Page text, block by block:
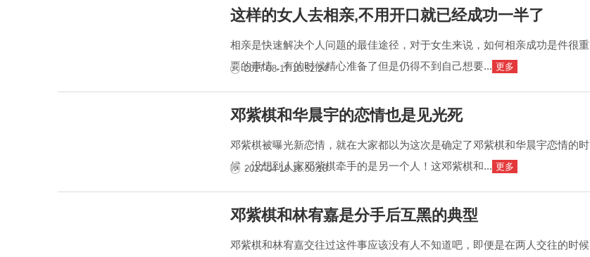
这样的女人去相亲,不用开口就已经成功一半了
相亲是快速解决个人问题的最佳途径，对于女生来说，如何相亲成功是件很重
要的事情，有的时候精心准备了但是仍得不到自己想要... 更多
2017-08-17 16:52:24
邓紫棋和华晨宇的恋情也是见光死
邓紫棋被曝光新恋情，就在大家都以为这次是确定了邓紫棋和华晨宇恋情的时
候，没想到人家邓紫棋牵手的是另一个人！这邓紫棋和... 更多
2017-04-19 16:50:15
邓紫棋和林宥嘉是分手后互黑的典型
邓紫棋和林宥嘉交往过这件事应该没有人不知道吧，即便是在两人交往的时候